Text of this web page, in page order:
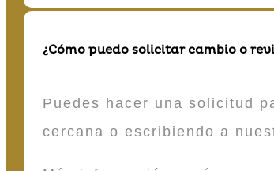
¿Cómo puedo solicitar cambio o
Puedes hacer una solicitud
cercana o escribiendo a